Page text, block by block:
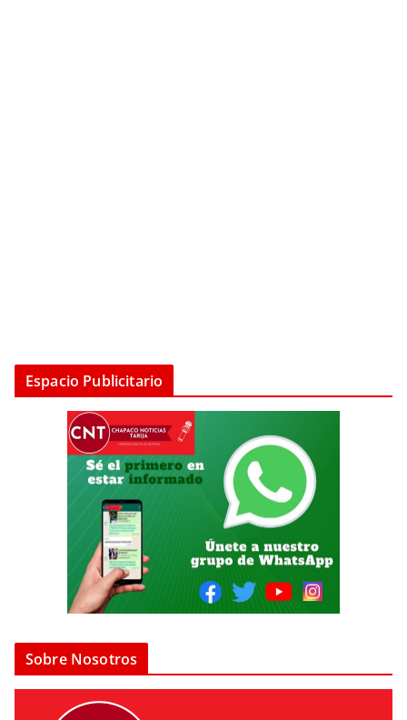
Espacio Publicitario
Sobre Nosotros